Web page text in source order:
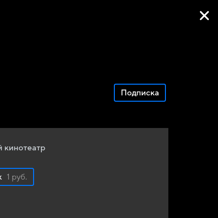
Подписка
кинотеатр
1 руб.